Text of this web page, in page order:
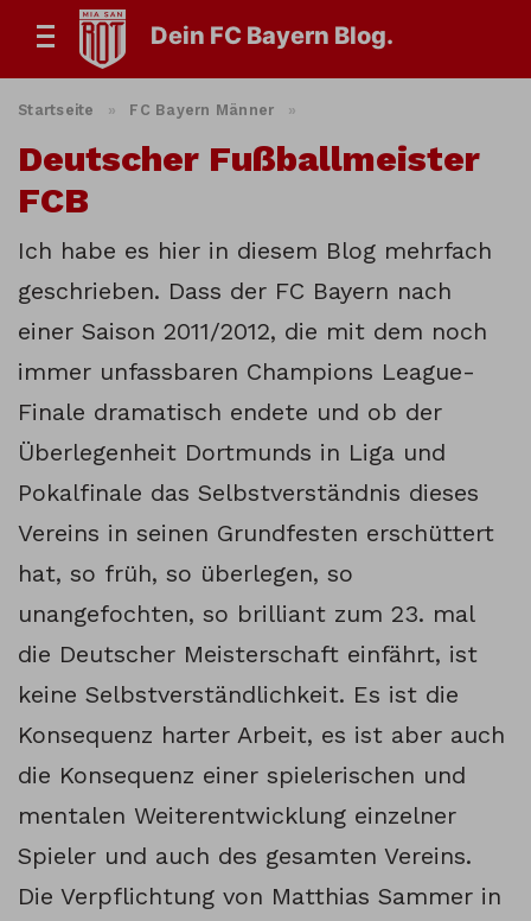
Dein FC Bayern Blog.
Startseite » FC Bayern Männer »
Deutscher Fußballmeister
FCB
Ich habe es hier in diesem Blog mehrfach
geschrieben. Dass der FC Bayern nach
einer Saison 2011/2012, die mit dem noch
immer unfassbaren Champions League-
Finale dramatisch endete und ob der
Überlegenheit Dortmunds in Liga und
Pokalfinale das Selbstverständnis dieses
Vereins in seinen Grundfesten erschüttert
hat, so früh, so überlegen, so
unangefochten, so brilliant zum 23. mal
die Deutscher Meisterschaft einfährt, ist
keine Selbstverständlichkeit. Es ist die
Konsequenz harter Arbeit, es ist aber auch
die Konsequenz einer spielerischen und
mentalen Weiterentwicklung einzelner
Spieler und auch des gesamten Vereins.
Die Verpflichtung von Matthias Sammer in